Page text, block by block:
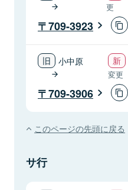
更
709-3923
小中原
変更
709-3906
このページの先頭に戻る
サ行